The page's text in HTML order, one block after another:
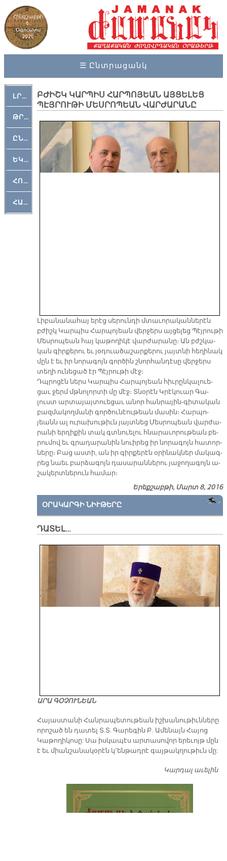
Հինգշաբթի
6,
Օգոստոս
2026
☰ Ընտրացանկ
ԼՐԱՀՈՍ
ԹՐՔԱՀԱՅ ԿԵԱՆՔ
ԸՆԿԵՐԱՄՇԱԿՈՒԹԱՅԻՆ
ԵԿԵՂԵՑԱԿԱՆ
ՀՈԳԵՄՏԱՒՈՐ
ՀԱՐԹԱԿ
ԲԺԻՇԿ ԿԱՐՊԻՍ ՀԱՐՊՈՅԵԱՆ ԱՅՑԵԼԵՑ
ՊԷՅՐՈՒԹԻ ՄԵՍՐՈՊԵԱՆ ՎԱՐԺԱՐԱՆԸ
Լի­բա­նա­նա­հայ ե­րէց սե­րուն­դի մտա­ւո­րա­կան­նե­րէն
բժիշկ Կար­պիս Հար­պո­յեան վեր­ջերս այ­ցե­լեց Պէյ­րու­թի
Մես­րո­պեան հայ կա­թո­ղի­կէ վար­ժա­րա­նը։ Ան բժշկա­
կան գիր­քե­րու եւ յօ­դուա­ծա­շար­քե­րու յայտ­նի հե­ղի­նակ
մըն է եւ իր նո­րա­գոյն գոր­ծին շնոր­հան­դէ­սը վեր­ջերս
տե­ղի ու­նե­ցած էր Պէյ­րու­թի մէջ։
Դպրո­ցէն ներս Կար­պիս Հար­պո­յեան հիւ­րըն­կա­լուե­
ցաւ ջերմ մթնո­լոր­տի մը մէջ։ Տնօ­րէն Կրէ­կուար Գա­
լուստ ար­տա­յայ­տուե­ցաւ ա­նոր հան­րա­յին-գի­տա­կան
բազ­մա­կող­մա­նի գոր­ծու­նէու­թեան մա­սին։ Հար­պո­
յեանն ալ ու­րա­խու­թիւն յայտ­նեց Մես­րո­պեան վար­ժա­
րա­նի եր­դի­քին տակ գտնուե­լու հնա­րա­ւո­րու­թեան բե­
րու­մով եւ գրա­դա­րա­նին նուի­րեց իր նո­րա­գոյն հա­տոր­
նե­րը։ Բաց աս­տի, ան իր գիր­քե­րէն օ­րի­նակ­ներ մա­կագ­
րեց նաեւ բար­ձա­գոյն դա­սա­րան­նե­րու յա­ջո­ղա­գոյն ա­
շա­կերտ­նե­րուն հա­մար։
Երեքշաբթի, Մարտ 8, 2016
ՕՐԱԿԱՐԳԻ ՆԻՒԹԵՐԸ
ԴԱՏԵԼ…
ԱՐԱ ԳՕՉՈՒՆԵԱՆ
​Հայաստանի Հանրապետութեան իշխանութիւնները
որոշած են դատել Տ.Տ. Գարեգին Բ. Ամենայն Հայոց
Կաթողիկոսը: Սա իսկապէս արտասովոր երեւոյթ մըն
է եւ միանշանակօրէն կ՚ենթադրէ գայթակղութիւն մը:
Կարդալ աւելին